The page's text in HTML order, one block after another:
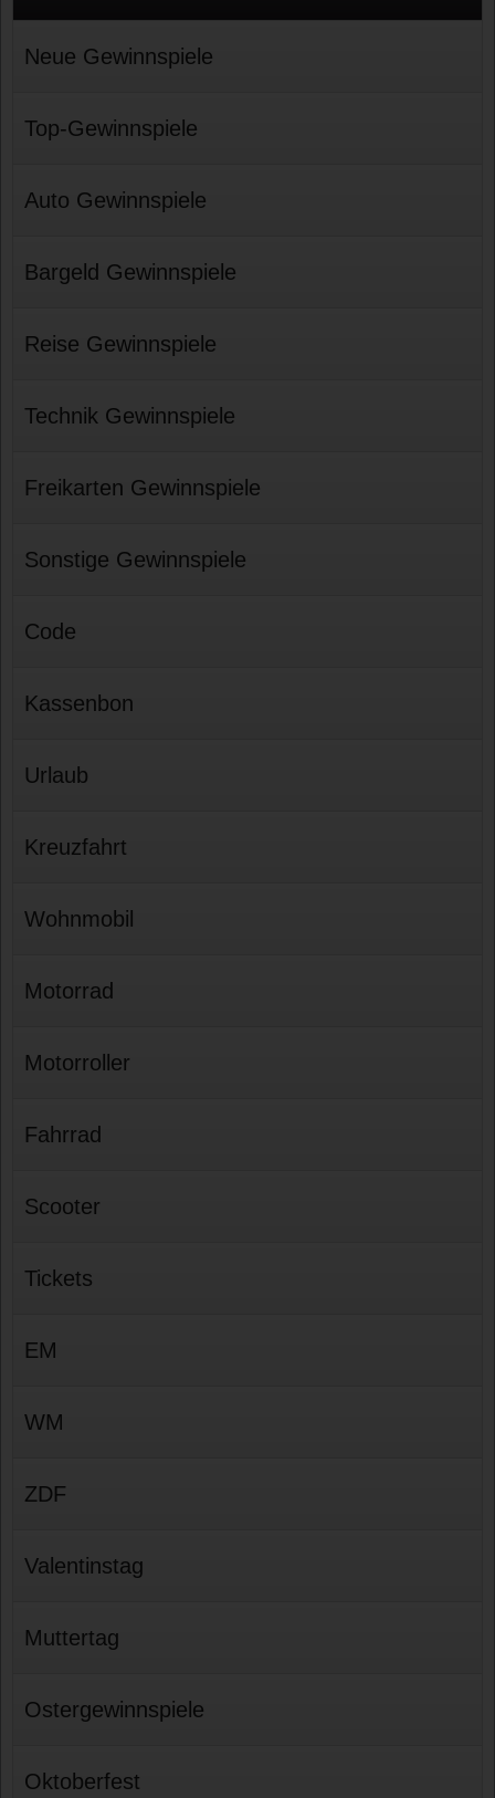
Neue Gewinnspiele
Top-Gewinnspiele
Auto Gewinnspiele
Bargeld Gewinnspiele
Reise Gewinnspiele
Technik Gewinnspiele
Freikarten Gewinnspiele
Sonstige Gewinnspiele
Code
Kassenbon
Urlaub
Kreuzfahrt
Wohnmobil
Motorrad
Motorroller
Fahrrad
Scooter
Tickets
EM
WM
ZDF
Valentinstag
Muttertag
Ostergewinnspiele
Oktoberfest